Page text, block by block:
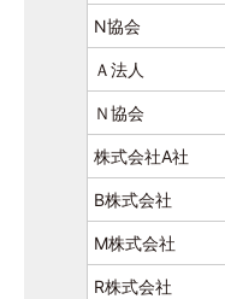
N協会
Ａ法人
Ｎ協会
株式会社A社
B株式会社
M株式会社
R株式会社